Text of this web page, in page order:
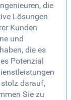
die
Lösungen
Kunden
und
die es
Potenzial
darauf,
Sie zu